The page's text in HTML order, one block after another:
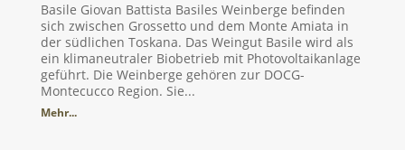
Basile Giovan Battista Basiles Weinberge befinden
sich zwischen Grossetto und dem Monte Amiata in
der südlichen Toskana. Das Weingut Basile wird als
ein klimaneutraler Biobetrieb mit Photovoltaikanlage
geführt. Die Weinberge gehören zur DOCG-
Montecucco Region. Sie...
Mehr...